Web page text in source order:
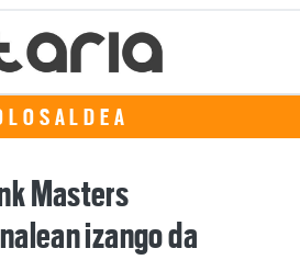
Masters
izango da